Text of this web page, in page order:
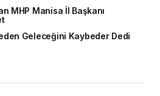
MHP Manisa İl Başkanı
Geleceğini Kaybeder Dedi